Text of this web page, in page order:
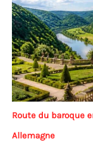
Route du baroque
Allemagne